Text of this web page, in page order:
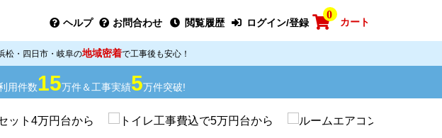
ヘルプ お問合わせ 閲覧履歴 ログイン/登録
0
カート
松・四日市・岐阜の地域密着で工事後も安心！
用件数15万件＆工事実績5万件突破!